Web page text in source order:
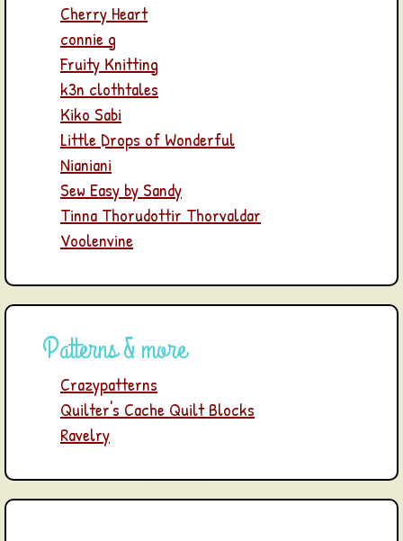
Cherry Heart
connie g
Fruity Knitting
k3n clothtales
Kiko Sabi
Little Drops of Wonderful
Nianiani
Sew Easy by Sandy
Tinna Thorudottir Thorvaldar
Voolenvine
Patterns & more
Crazypatterns
Quilter's Cache Quilt Blocks
Ravelry